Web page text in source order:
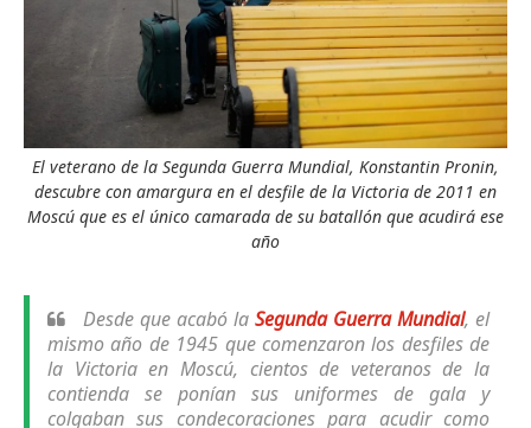
El veterano de la Segunda Guerra Mundial, Konstantin Pronin,
descubre con amargura en el desfile de la Victoria de 2011 en
Moscú que es el único camarada de su batallón que acudirá ese
año
Desde que acabó la Segunda Guerra Mundial, el
mismo año de 1945 que comenzaron los desfiles de
la Victoria en Moscú, cientos de veteranos de la
contienda se ponían sus uniformes de gala y
colgaban sus condecoraciones para acudir como